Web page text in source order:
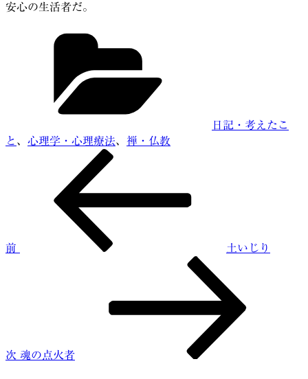
安心の生活者だ。
日記・考えたこ
と 、 心理学・心理療法、 禅・仏教
ゲ
ン
前
土いじり
次 魂の点火者